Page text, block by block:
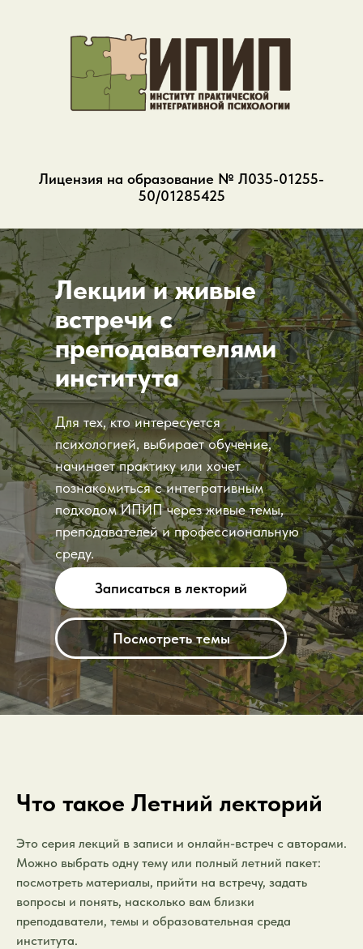
Лицензия на образование № Л035-01255-
50/01285425
Лекции и живые
встречи с
преподавателями
института
Для тех, кто интересуется
психологией, выбирает обучение,
начинает практику или хочет
познакомиться с интегративным
подходом ИПИП через живые темы,
преподавателей и профессиональную
среду.
Записаться в лекторий
Посмотреть темы
Что такое Летний лекторий
Это серия лекций в записи и онлайн-встреч с авторами.
Можно выбрать одну тему или полный летний пакет:
посмотреть материалы, прийти на встречу, задать
вопросы и понять, насколько вам близки
преподаватели, темы и образовательная среда
института.